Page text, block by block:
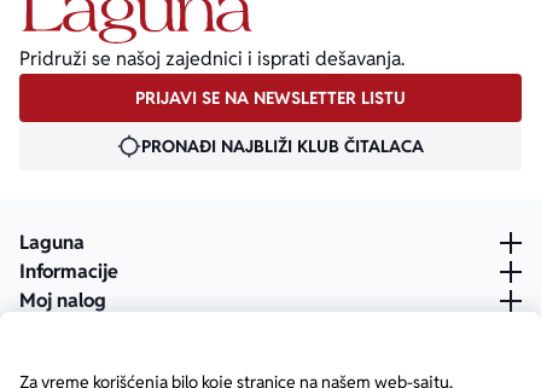
Za vreme korišćenja bilo koje stranice na našem web-sajtu,
Pridruži se našoj zajednici i isprati dešavanja.
PRIJAVI SE NA NEWSLETTER LISTU
PRONAĐI NAJBLIŽI KLUB ČITALACA
Laguna
Informacije
Moj nalog